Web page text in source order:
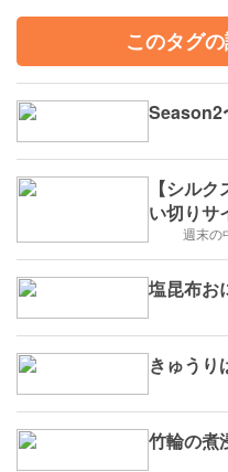
このタグ
Season2
【シル
い切りサ
週末の
塩昆布お
きゅうり
竹輪の煮